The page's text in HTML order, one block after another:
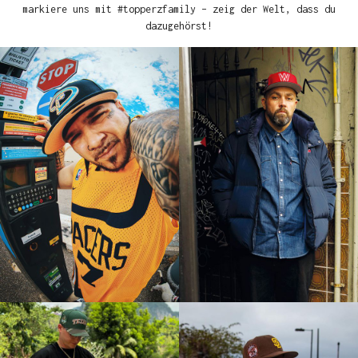
markiere uns mit #topperzfamily – zeig der Welt, dass du
dazugehörst!